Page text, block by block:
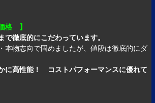
格 】
で徹底的にこだわっています。
本物志向で固めましたが、値段は徹底的にダ
に高性能！ コストパフォーマンスに優れて